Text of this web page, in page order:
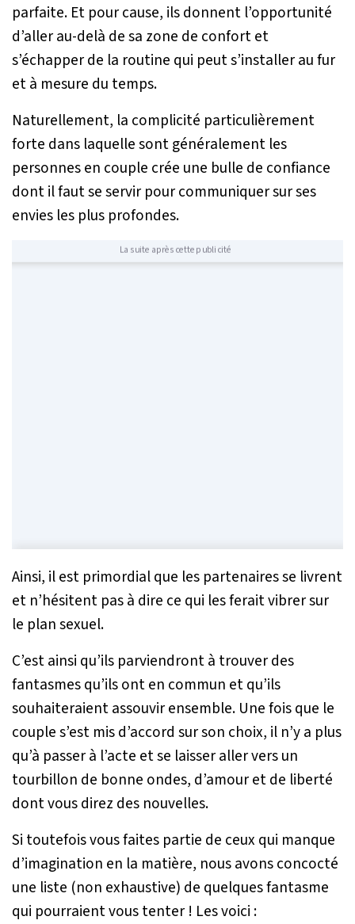
parfaite. Et pour cause, ils donnent l’opportunité
d’aller au-delà de sa zone de confort et
s’échapper de la routine qui peut s’installer au fur
et à mesure du temps.
Naturellement, la complicité particulièrement
forte dans laquelle sont généralement les
personnes en couple crée une bulle de confiance
dont il faut se servir pour communiquer sur ses
envies les plus profondes.
La suite après cette publicité
Ainsi, il est primordial que les partenaires se livrent
et n’hésitent pas à dire ce qui les ferait vibrer sur
le plan sexuel.
C’est ainsi qu’ils parviendront à trouver des
fantasmes qu’ils ont en commun et qu’ils
souhaiteraient assouvir ensemble. Une fois que le
couple s’est mis d’accord sur son choix, il n’y a plus
qu’à passer à l’acte et se laisser aller vers un
tourbillon de bonne ondes, d’amour et de liberté
dont vous direz des nouvelles.
Si toutefois vous faites partie de ceux qui manque
d’imagination en la matière, nous avons concocté
une liste (non exhaustive) de quelques fantasme
qui pourraient vous tenter ! Les voici :